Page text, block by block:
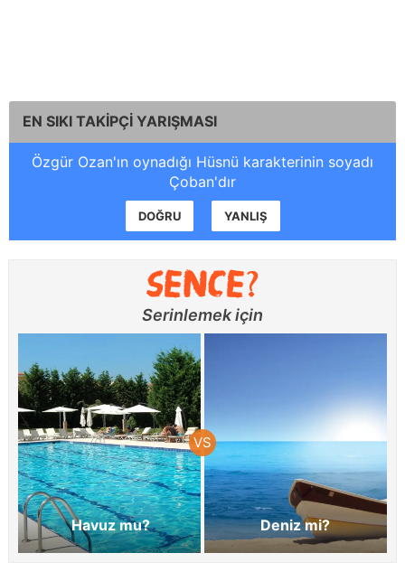
EN SIKI TAKİPÇİ YARIŞMASI
Özgür Ozan'ın oynadığı Hüsnü karakterinin soyadı
Çoban'dır
DOĞRU YANLIŞ
Serinlemek için
Havuz mu? Deniz mi?